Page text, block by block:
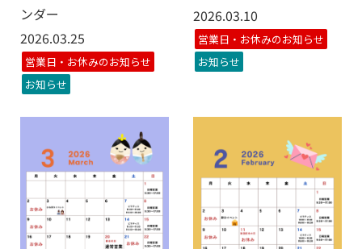
ンダー
2026.03.25
営業日・お休みのお知らせ
お知らせ
2026.03.10
営業日・お休みのお知らせ
お知らせ